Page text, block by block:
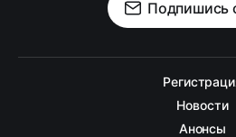
Подпишись
Новости
Анонсы